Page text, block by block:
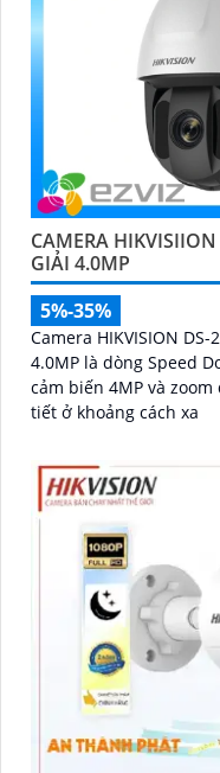
CAMERA
GIẢI 4.0MP
5%-35%
Camera HIKVISION DS-
4.0MP là dòng Speed
cảm biến 4MP và
tiết ở khoảng cách xa